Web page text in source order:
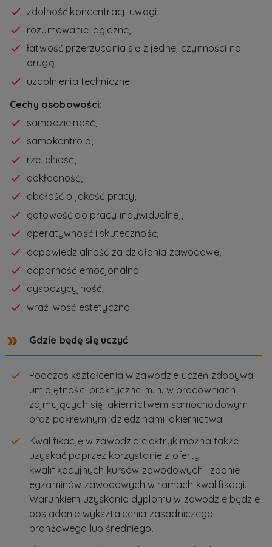
zdolność koncentracji uwagi,
rozumowanie logiczne,
łatwość przerzucania się z jednej czynności na
drugą,
uzdolnienia techniczne.
Cechy osobowości:
samodzielność,
samokontrola,
rzetelność,
dokładność,
dbałość o jakość pracy,
gotowość do pracy indywidualnej,
operatywność i skuteczność,
odpowiedzialność za działania zawodowe,
odporność emocjonalna.
dyspozycyjność,
wrażliwość estetyczna.
Gdzie będę się uczyć
Podczas kształcenia w zawodzie uczeń zdobywa
umiejętności praktyczne m.in. w pracowniach
zajmujących się lakiernictwem samochodowym
oraz pokrewnymi dziedzinami lakiernictwa.
Kwalifikację w zawodzie elektryk można także
uzyskać poprzez korzystanie z oferty
kwalifikacyjnych kursów zawodowych i zdanie
egzaminów zawodowych w ramach kwalifikacji.
Warunkiem uzyskania dyplomu w zawodzie będzie
posiadanie wyksztalcenia zasadniczego
branżowego lub średniego.